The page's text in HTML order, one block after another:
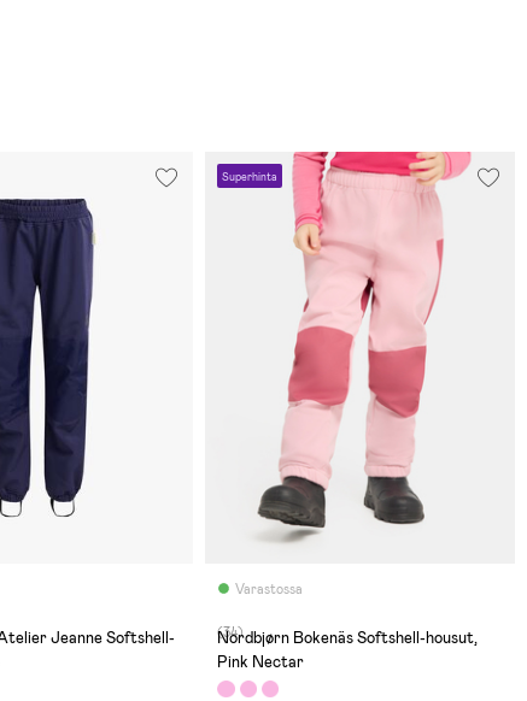
Jeanne Softshell-
Superhinta
Varastossa
(34)
Nordbjørn Bokenäs Softshell-housut,
Pink Nectar